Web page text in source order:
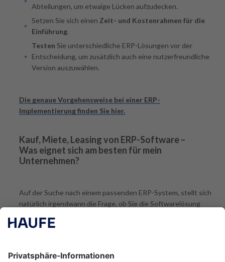
Abteilungen, um etwaige Lücken aufzudecken.
Setzen Sie sich einen Zeit- und Kostenrahmen für die
Einführung.
Testen Sie unterschiedliche ERP-Lösungen vor der
Entscheidung, um zusätzlich auch eine nutzerfreundliche
Version auszuwählen.
Die genaue Vorgehensweise bei einer ERP-
Implementierung finden Sie hier.
Kauf, Miete, Leasing von ERP-Software –
Was eignet sich am besten für mein
Unternehmen?
Auf der Suche nach einem passenden ERP-System, stellt sich
natürlich irgendwann die Frage, ob Sie die Softwarelösung
wichtigsten Vor- und Nachteile zusammengefasst: